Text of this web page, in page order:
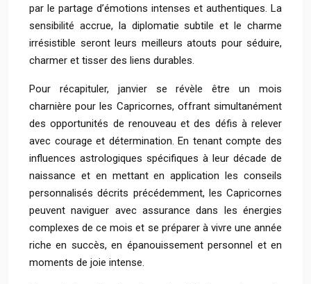
par le partage d’émotions intenses et authentiques. La
sensibilité accrue, la diplomatie subtile et le charme
irrésistible seront leurs meilleurs atouts pour séduire,
charmer et tisser des liens durables.
Pour récapituler, janvier se révèle être un mois
charnière pour les Capricornes, offrant simultanément
des opportunités de renouveau et des défis à relever
avec courage et détermination. En tenant compte des
influences astrologiques spécifiques à leur décade de
naissance et en mettant en application les conseils
personnalisés décrits précédemment, les Capricornes
peuvent naviguer avec assurance dans les énergies
complexes de ce mois et se préparer à vivre une année
riche en succès, en épanouissement personnel et en
moments de joie intense.